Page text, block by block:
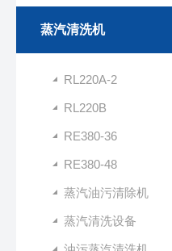
蒸汽清洗机
RL220A-2
RL220B
RE380-36
RE380-48
蒸汽油污清除机
蒸汽清洗设备